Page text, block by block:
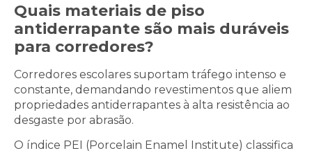
Quais materiais de piso
antiderrapante são mais duráveis
para corredores?
Corredores escolares suportam tráfego intenso e
constante, demandando revestimentos que aliem
propriedades antiderrapantes à alta resistência ao
desgaste por abrasão.
O índice PEI (Porcelain Enamel Institute) classifica